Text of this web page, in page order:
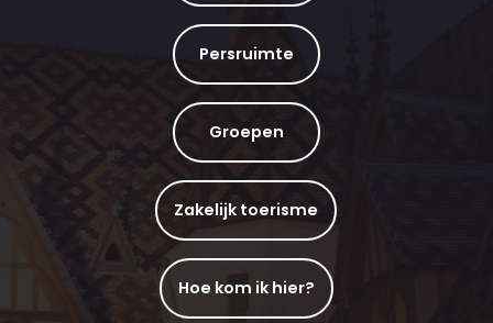
Persruimte
Groepen
Zakelijk toerisme
Hoe kom ik hier?